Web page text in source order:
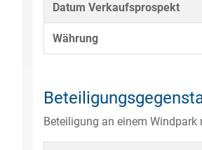
Datum Verkaufsprospekt
Währung
Beteiligung an einem